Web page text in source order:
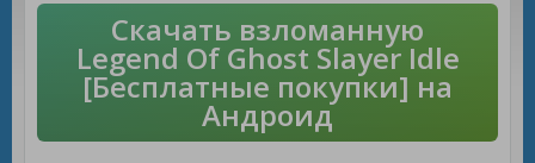
Скачать взломанную
Legend Of Ghost Slayer Idle
[Бесплатные покупки] на
Андроид